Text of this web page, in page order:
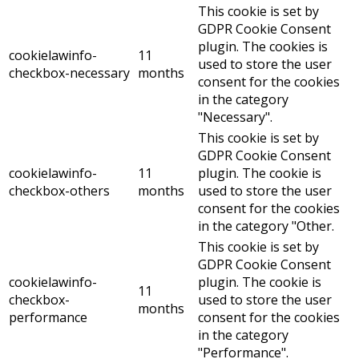
cookielawinfo-
checkbox-necessary
11
months
This cookie is set by
GDPR Cookie Consent
plugin. The cookies is
used to store the user
consent for the cookies
in the category
"Necessary".
cookielawinfo-
checkbox-others
11
months
This cookie is set by
GDPR Cookie Consent
plugin. The cookie is
used to store the user
consent for the cookies
in the category "Other.
cookielawinfo-
checkbox-
performance
11
months
This cookie is set by
GDPR Cookie Consent
plugin. The cookie is
used to store the user
consent for the cookies
in the category
"Performance".